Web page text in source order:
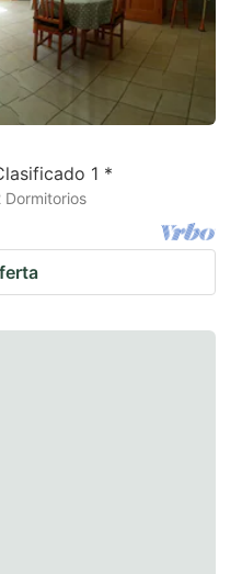
1 *
Dormitorios